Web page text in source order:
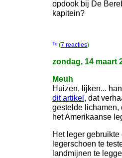
opdook bij De
kapitein?
(7 reacties)
zondag, 14 maart
Meuh
Huizen, lijken...
dit artikel, dat
gestelde
het Amerikaanse
Het leger
legerschoen te
landmijnen te